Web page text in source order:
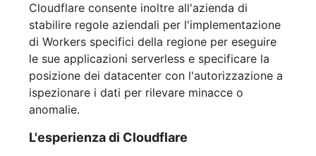
Cloudflare consente inoltre all'azienda di
stabilire regole aziendali per l'implementazione
di Workers specifici della regione per eseguire
le sue applicazioni serverless e specificare la
posizione dei datacenter con l'autorizzazione a
ispezionare i dati per rilevare minacce o
anomalie.
L'esperienza di Cloudflare